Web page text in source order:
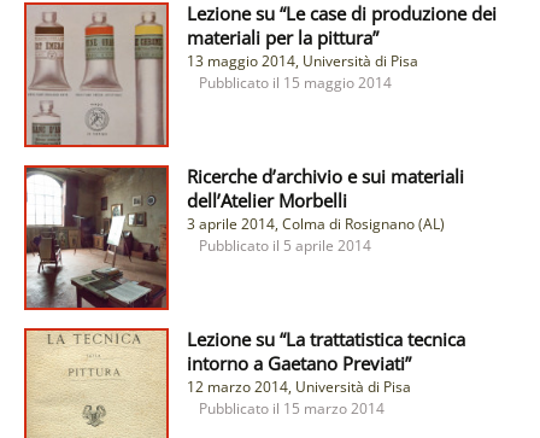
Lezione su “Le case di produzione dei
materiali per la pittura”
13 maggio 2014, Università di Pisa
Pubblicato il 15 maggio 2014
Ricerche d’archivio e sui materiali
dell’Atelier Morbelli
3 aprile 2014, Colma di Rosignano (AL)
Pubblicato il 5 aprile 2014
Lezione su “La trattatistica tecnica
intorno a Gaetano Previati”
12 marzo 2014, Università di Pisa
Pubblicato il 15 marzo 2014